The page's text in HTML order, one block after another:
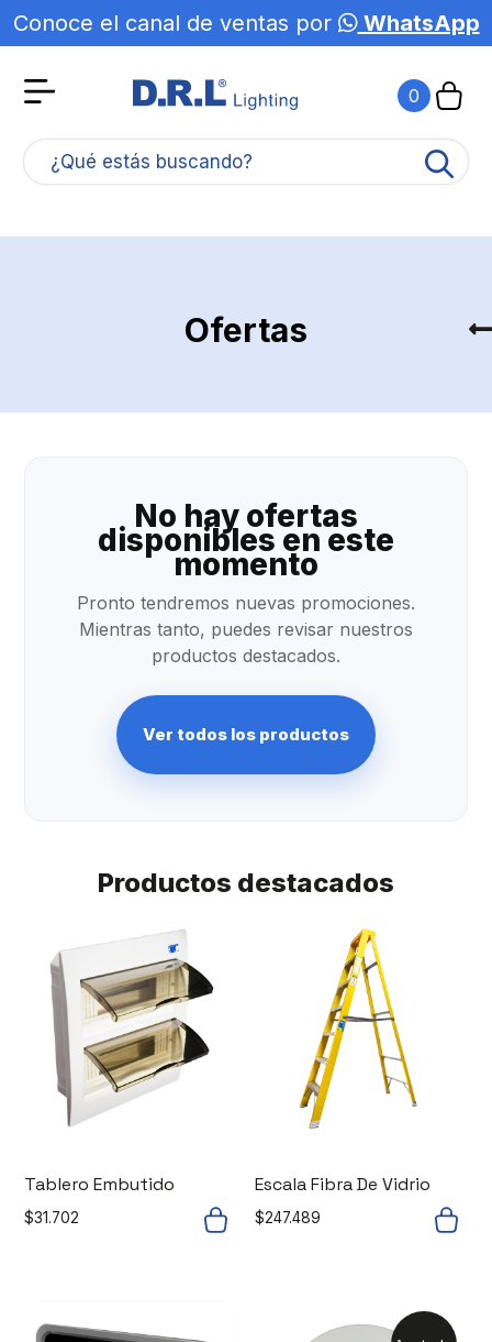
Conoce el canal de ventas por WhatsApp
0
¿Qué estás buscando?
Ofertas
No hay ofertas
disponibles en este
momento
Pronto tendremos nuevas promociones.
Mientras tanto, puedes revisar nuestros
productos destacados.
Ver todos los productos
Productos destacados
Tablero Embutido
$31.702
Escala Fibra De Vidrio
$247.489